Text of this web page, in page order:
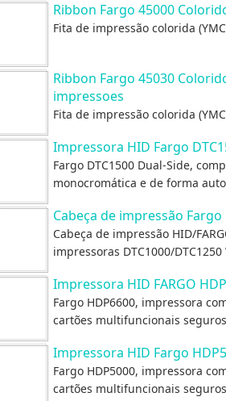
Ribbon Fargo 45000
Fita de impressão colorida
Ribbon Fargo 45030
impressoes
Fita de impressão colorida
Impressora HID Fargo
Fargo DTC1500 Dual-Side,
monocromática e de forma
Cabeça de impressão Fargo
Cabeça de impressão HID/
impressoras DTC1000/
Impressora HID FARGO
Fargo HDP6600, impressora
cartões multifuncionais
Impressora HID Fargo
Fargo HDP5000, impressora
cartões multifuncionais